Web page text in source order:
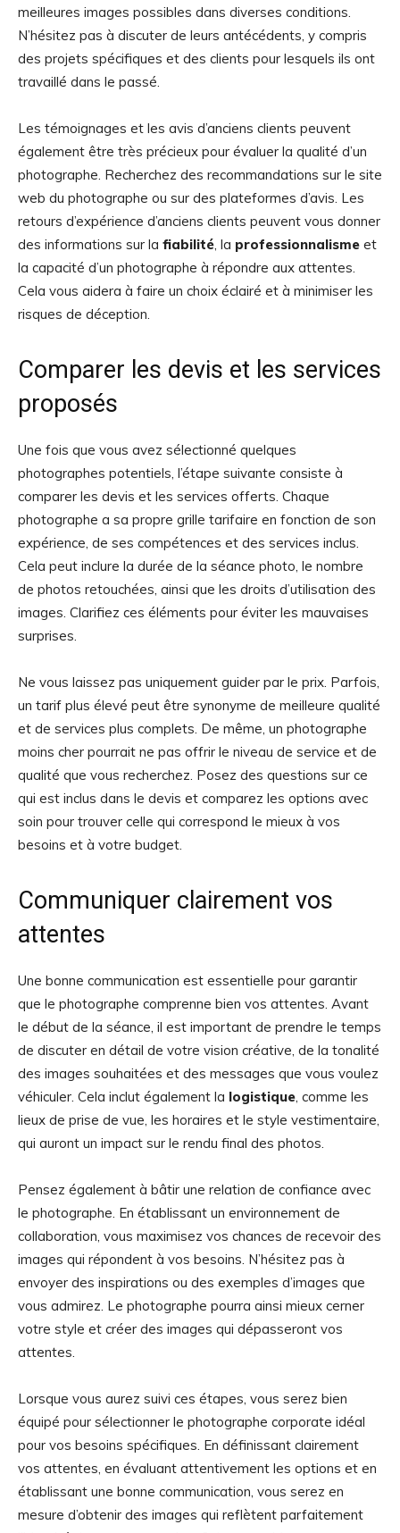
meilleures images possibles dans diverses conditions.
N’hésitez pas à discuter de leurs antécédents, y compris
des projets spécifiques et des clients pour lesquels ils ont
travaillé dans le passé.
Les témoignages et les avis d’anciens clients peuvent
également être très précieux pour évaluer la qualité d’un
photographe. Recherchez des recommandations sur le site
web du photographe ou sur des plateformes d’avis. Les
retours d’expérience d’anciens clients peuvent vous donner
des informations sur la fiabilité, la professionnalisme et
la capacité d’un photographe à répondre aux attentes.
Cela vous aidera à faire un choix éclairé et à minimiser les
risques de déception.
Comparer les devis et les services
proposés
Une fois que vous avez sélectionné quelques
photographes potentiels, l’étape suivante consiste à
comparer les devis et les services offerts. Chaque
photographe a sa propre grille tarifaire en fonction de son
expérience, de ses compétences et des services inclus.
Cela peut inclure la durée de la séance photo, le nombre
de photos retouchées, ainsi que les droits d’utilisation des
images. Clarifiez ces éléments pour éviter les mauvaises
surprises.
Ne vous laissez pas uniquement guider par le prix. Parfois,
un tarif plus élevé peut être synonyme de meilleure qualité
et de services plus complets. De même, un photographe
moins cher pourrait ne pas offrir le niveau de service et de
qualité que vous recherchez. Posez des questions sur ce
qui est inclus dans le devis et comparez les options avec
soin pour trouver celle qui correspond le mieux à vos
besoins et à votre budget.
Communiquer clairement vos
attentes
Une bonne communication est essentielle pour garantir
que le photographe comprenne bien vos attentes. Avant
le début de la séance, il est important de prendre le temps
de discuter en détail de votre vision créative, de la tonalité
des images souhaitées et des messages que vous voulez
véhiculer. Cela inclut également la logistique, comme les
lieux de prise de vue, les horaires et le style vestimentaire,
qui auront un impact sur le rendu final des photos.
Pensez également à bâtir une relation de confiance avec
le photographe. En établissant un environnement de
collaboration, vous maximisez vos chances de recevoir des
images qui répondent à vos besoins. N’hésitez pas à
envoyer des inspirations ou des exemples d’images que
vous admirez. Le photographe pourra ainsi mieux cerner
votre style et créer des images qui dépasseront vos
attentes.
Lorsque vous aurez suivi ces étapes, vous serez bien
équipé pour sélectionner le photographe corporate idéal
pour vos besoins spécifiques. En définissant clairement
vos attentes, en évaluant attentivement les options et en
établissant une bonne communication, vous serez en
mesure d’obtenir des images qui reflètent parfaitement